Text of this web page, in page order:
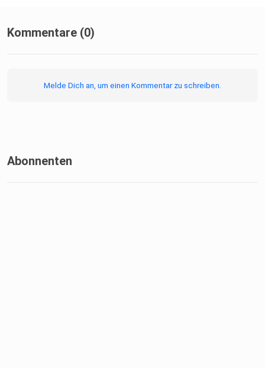
Kommentare (0)
Melde Dich an, um einen Kommentar zu schreiben.
Abonnenten